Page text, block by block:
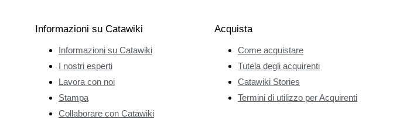
Informazioni su Catawiki
Informazioni su Catawiki
I nostri esperti
Lavora con noi
Stampa
Collaborare con Catawiki
Acquista
Come acquistare
Tutela degli acquirenti
Catawiki Stories
Termini di utilizzo per Acquirenti